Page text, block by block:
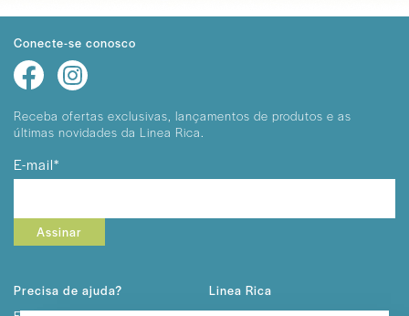
Conecte-se conosco
Receba ofertas exclusivas, lançamentos de produtos e as
últimas novidades da Linea Rica.
E-mail*
Assinar
Precisa de ajuda?
Linea Rica